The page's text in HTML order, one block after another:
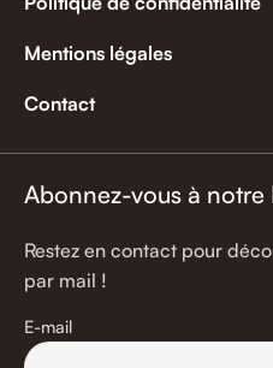
Mentions légales
Contact
Abonnez-vous à notre
Restez en contact pour
par mail !
E-mail